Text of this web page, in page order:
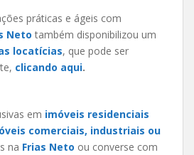
práticas e ágeis com
Neto também disponibilizou um
locatícias, que pode ser
clicando aqui.
em imóveis residenciais
comerciais, industriais ou
na Frias Neto ou converse com